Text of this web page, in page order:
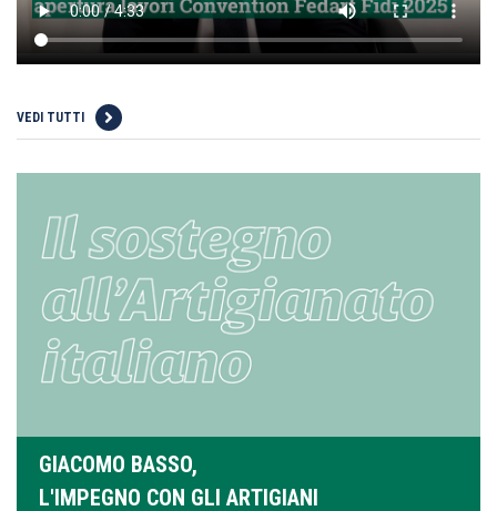
VEDI TUTTI
GIACOMO BASSO,
L'IMPEGNO CON GLI ARTIGIANI